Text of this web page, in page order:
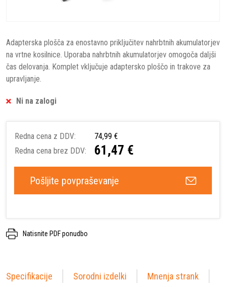
Adapterska plošča za enostavno priključitev nahrbtnih akumulatorjev
na vrtne kosilnice. Uporaba nahrbtnih akumulatorjev omogoča daljši
čas delovanja. Komplet vključuje adaptersko ploščo in trakove za
upravljanje.
Ni na zalogi
Redna cena z DDV:
74,99 €
Redna cena brez DDV:
61,47 €
Pošljite povpraševanje
Natisnite PDF ponudbo
Specifikacije Sorodni izdelki Mnenja strank